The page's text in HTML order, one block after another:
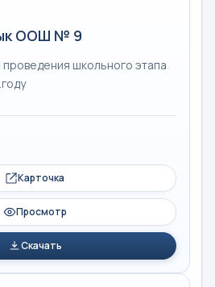
ООШ № 9
школьного этапа
Карточка
Просмотр
Скачать